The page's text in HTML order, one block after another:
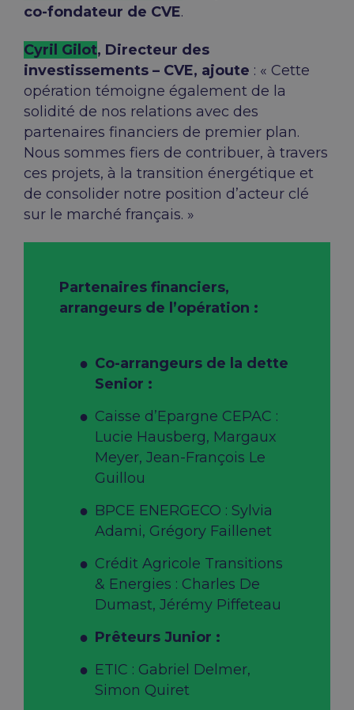
co-fondateur de CVE.
Cyril Gilot, Directeur des
investissements – CVE, ajoute : « Cette
opération témoigne également de la
solidité de nos relations avec des
partenaires financiers de premier plan.
Nous sommes fiers de contribuer, à travers
ces projets, à la transition énergétique et
de consolider notre position d’acteur clé
sur le marché français. »
Partenaires financiers,
arrangeurs de l’opération :
Co-arrangeurs de la dette
Senior :
Caisse d’Epargne CEPAC :
Lucie Hausberg, Margaux
Meyer, Jean-François Le
Guillou
BPCE ENERGECO : Sylvia
Adami, Grégory Faillenet
Crédit Agricole Transitions
& Energies : Charles De
Dumast, Jérémy Piffeteau
Prêteurs Junior :
ETIC : Gabriel Delmer,
Simon Quiret